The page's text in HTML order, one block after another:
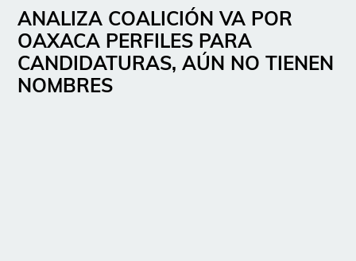
ANALIZA COALICIÓN VA POR
OAXACA PERFILES PARA
CANDIDATURAS, AÚN NO TIENEN
NOMBRES